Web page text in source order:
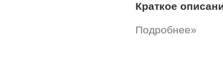
Краткое
Подробнее»